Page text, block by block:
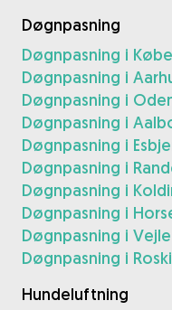
Døgnpasning
Døgnpasning i
Døgnpasning i
Døgnpasning i
Døgnpasning i
Døgnpasning i
Døgnpasning i
Døgnpasning i
Døgnpasning i
Døgnpasning i Vejle
Døgnpasning i
Hundeluftning